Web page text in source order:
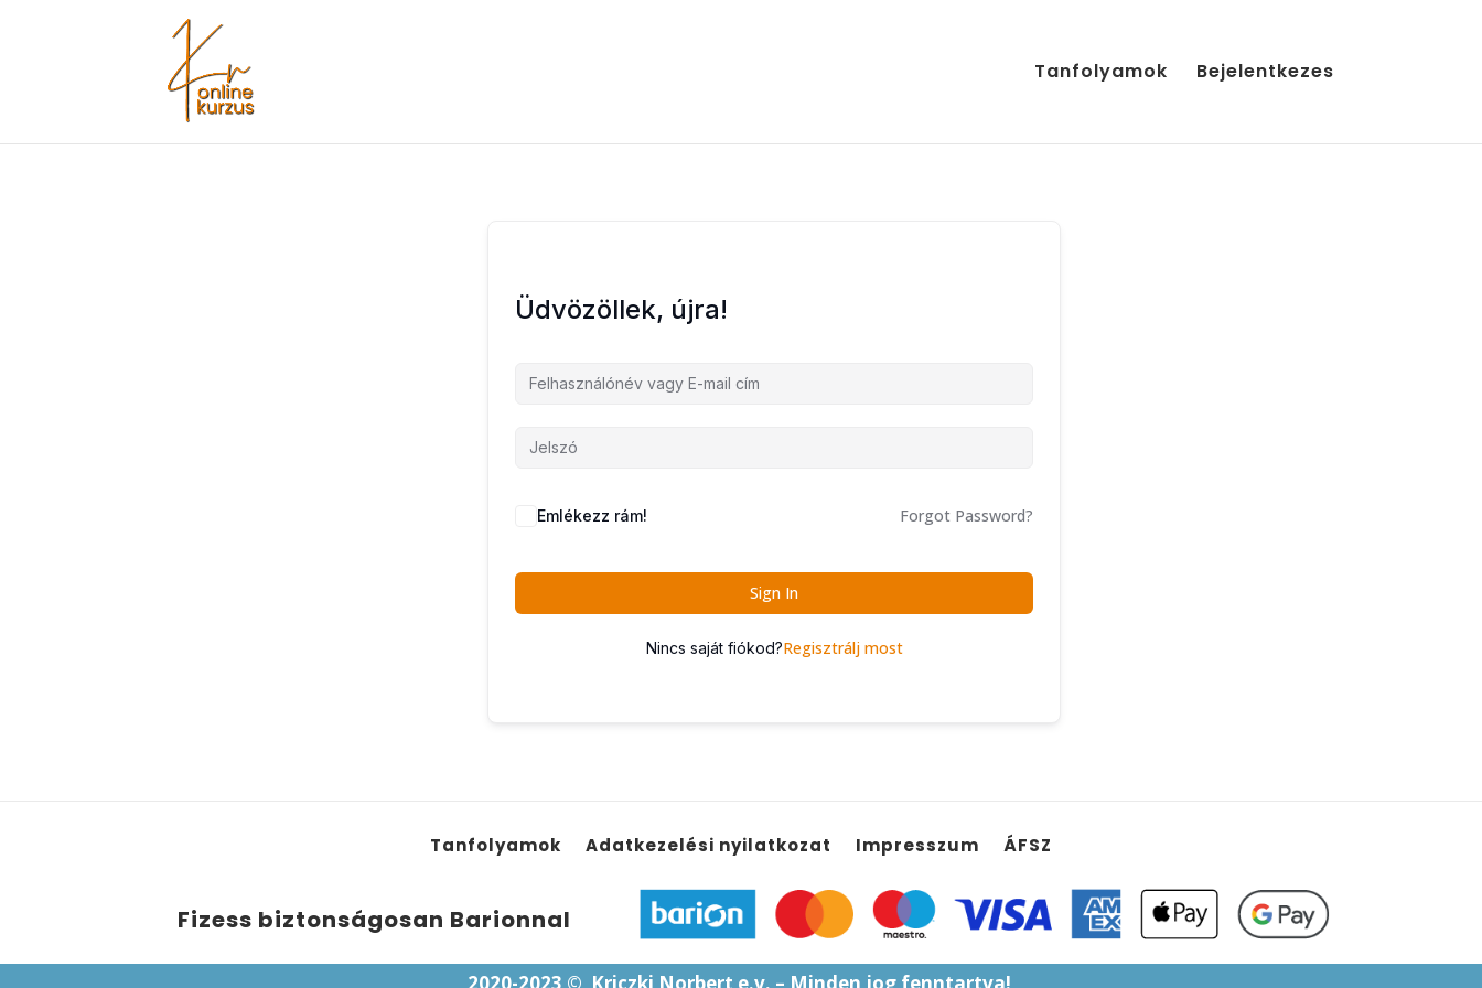
Tanfolyamok Bejelentkezes
Üdvözöllek, újra!
Emlékezz rám! Forgot Password?
Sign In
Nincs saját fiókod?Regisztrálj most
Tanfolyamok Adatkezelési nyilatkozat Impresszum ÁFSZ
Fizess biztonságosan Barionnal